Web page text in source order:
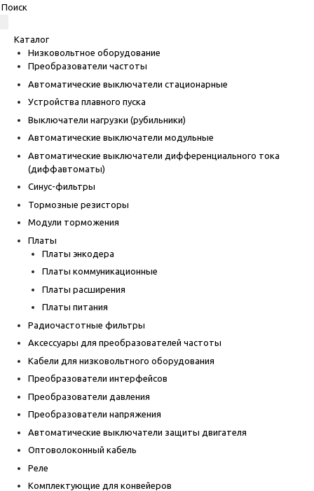
Каталог
Низковольтное оборудование
Преобразователи частоты
Автоматические выключатели стационарные
Устройства плавного пуска
Выключатели нагрузки (рубильники)
Автоматические выключатели модульные
Автоматические выключатели дифференциального тока
(диффавтоматы)
Синус-фильтры
Тормозные резисторы
Модули торможения
Платы
Платы энкодера
Платы коммуникационные
Платы расширения
Платы питания
Радиочастотные фильтры
Аксессуары для преобразователей частоты
Кабели для низковольтного оборудования
Преобразователи интерфейсов
Преобразователи давления
Преобразователи напряжения
Автоматические выключатели защиты двигателя
Оптоволоконный кабель
Реле
Комплектующие для конвейеров